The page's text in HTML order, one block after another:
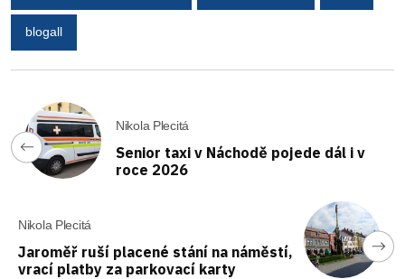
blogall
Nikola Plecitá
Senior taxi v Náchodě pojede dál i v
roce 2026
Nikola Plecitá
Jaroměř ruší placené stání na náměstí,
vrací platby za parkovací karty